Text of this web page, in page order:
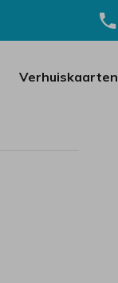
Verhuiskaarten